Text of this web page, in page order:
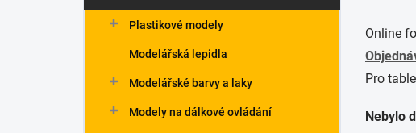
s
kategorie
Plastikové modely
Modelářská lepidla
Modelářské barvy a laky
Modely na dálkové ovládání
Online
Pro
Nebylo